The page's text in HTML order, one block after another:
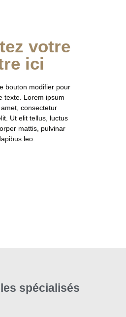
votre
ici
bouton modifier pour
texte. Lorem ipsum
consectetur
Ut elit tellus, luctus
mattis, pulvinar
leo.
spécialisés